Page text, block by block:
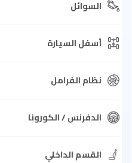
السوائل
أسفل السيارة
نظام الفرامل
الدفرنس / الكورونا
القسم الداخلي